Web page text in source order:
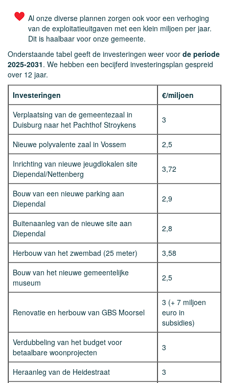
Al onze diverse plannen zorgen ook voor een verhoging
van de exploitatieuitgaven met een klein miljoen per jaar.
Dit is haalbaar voor onze gemeente.
Onderstaande tabel geeft de investeringen weer voor de periode
2025-2031. We hebben een becijferd investeringsplan gespreid
over 12 jaar.
Investeringen
€/miljoen
Verplaatsing van de gemeentezaal in
Duisburg naar het Pachthof Stroykens
3
Nieuwe polyvalente zaal in Vossem
2,5
Inrichting van nieuwe jeugdlokalen site
Diependal/Nettenberg
3,72
Bouw van een nieuwe parking aan
Diependal
2,9
Buitenaanleg van de nieuwe site aan
Diependal
2,8
Herbouw van het zwembad (25 meter)
3,58
Bouw van het nieuwe gemeentelijke
museum
2,5
Renovatie en herbouw van GBS Moorsel
3 (+ 7 miljoen
euro in
subsidies)
Verdubbeling van het budget voor
betaalbare woonprojecten
3
Heraanleg van de Heidestraat 3